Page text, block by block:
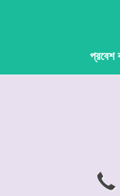
প্রবেশ